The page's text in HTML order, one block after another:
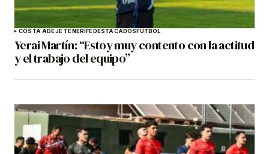
COSTA ADEJE TENERIFEDESTACADOSFÚTBOL
Yerai Martín: “Estoy muy contento con la actitud
y el trabajo del equipo”